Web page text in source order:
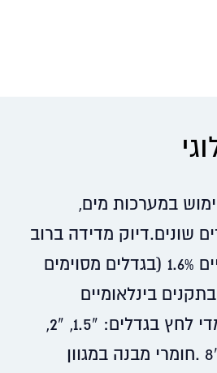
במערכות מים,
שונים.דיוק מדידה ברוב
הסוגים הסטנדרטיים 1.6% (בגדלים מסוימים
בתקנים בינלאומיים
מחמירים.קיימים מדי לחץ בגדלים: “1.5, “2,
“2.5, “4, “4.5, “6, “8 .חומרי מבנה במגוון